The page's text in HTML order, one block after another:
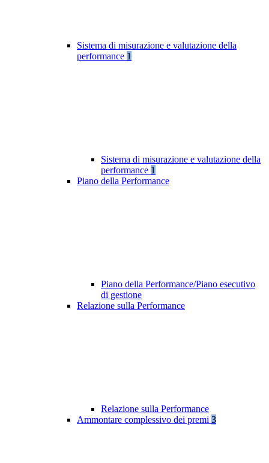
Sistema di misurazione e valutazione della
performance 1
Sistema di misurazione e valutazione della
performance 1
Piano della Performance
Piano della Performance/Piano esecutivo
di gestione
Relazione sulla Performance
Relazione sulla Performance
Ammontare complessivo dei premi 3